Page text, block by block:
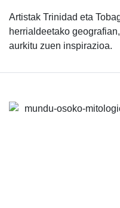
Artistak Trinidad eta
herrialdeetako
aurkitu zuen inspirazioa.